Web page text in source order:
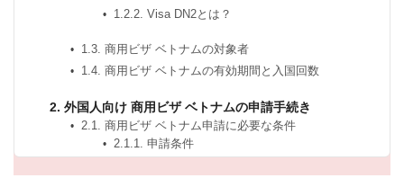
1.2.2. Visa DN2とは？
1.3. 商用ビザ ベトナムの対象者
1.4. 商用ビザ ベトナムの有効期間と入国回数
2. 外国人向け 商用ビザ ベトナムの申請手続き
2.1. 商用ビザ ベトナム申請に必要な条件
2.1.1. 申請条件